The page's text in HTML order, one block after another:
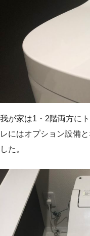
我が家は1・2階両方に
レにはオプション設備と
した。